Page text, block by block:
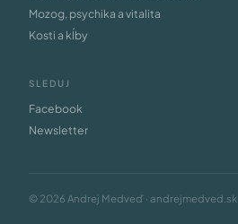
Mozog, psychika a vitalita
Kosti a kĺby
SLEDUJ
Facebook
Newsletter
© 2026 Andrej Medveď · andrejmedved.sk